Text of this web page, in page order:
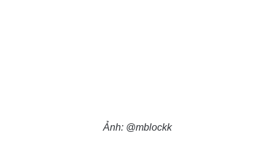
Ảnh: @mblockk